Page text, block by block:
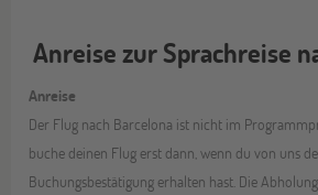
Anreise zur Sprachreise
Anreise
Der Flug nach Barcelona ist nicht im
buche deinen Flug erst dann, wenn du von uns
Buchungsbestätigung erhalten hast. Die